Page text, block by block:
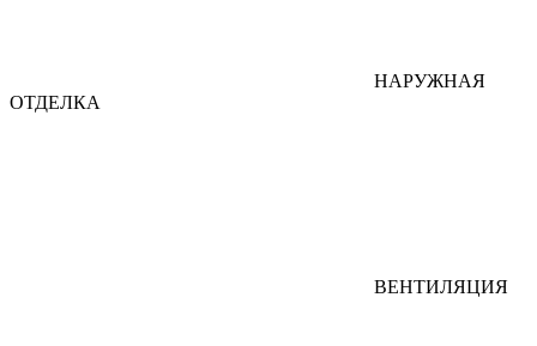
НАРУЖНАЯ
ОТДЕЛКА
ВЕНТИЛЯЦИЯ